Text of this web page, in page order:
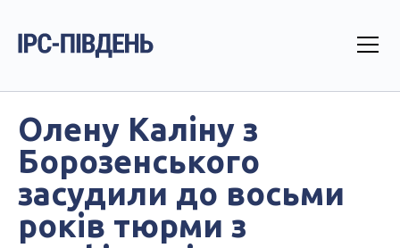
Олену Каліну з
Борозенського
засудили до восьми
років тюрми з